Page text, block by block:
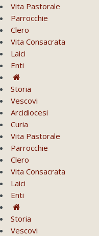
Vita Pastorale
Parrocchie
Clero
Vita Consacrata
Laici
Enti
Storia
Vescovi
Arcidiocesi
Curia
Vita Pastorale
Parrocchie
Clero
Vita Consacrata
Laici
Enti
Storia
Vescovi